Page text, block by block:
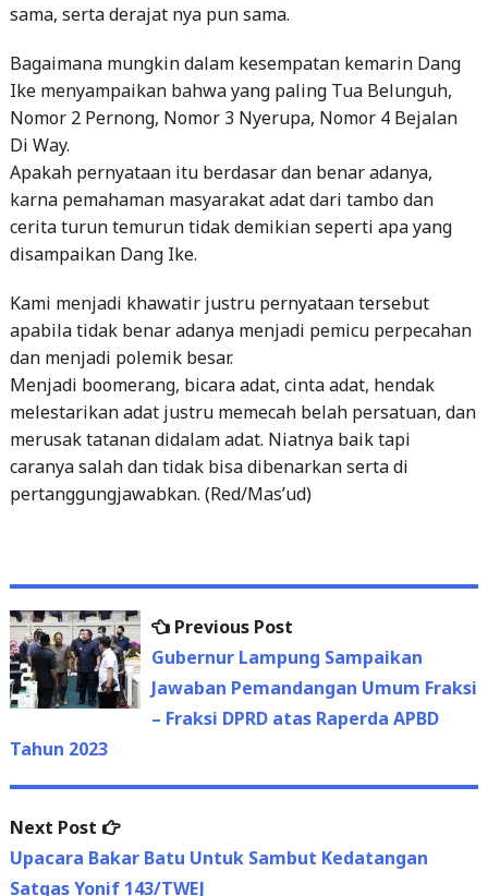
sama, serta derajat nya pun sama.
Bagaimana mungkin dalam kesempatan kemarin Dang
Ike menyampaikan bahwa yang paling Tua Belunguh,
Nomor 2 Pernong, Nomor 3 Nyerupa, Nomor 4 Bejalan
Di Way.
Apakah pernyataan itu berdasar dan benar adanya,
karna pemahaman masyarakat adat dari tambo dan
cerita turun temurun tidak demikian seperti apa yang
disampaikan Dang Ike.
Kami menjadi khawatir justru pernyataan tersebut
apabila tidak benar adanya menjadi pemicu perpecahan
dan menjadi polemik besar.
Menjadi boomerang, bicara adat, cinta adat, hendak
melestarikan adat justru memecah belah persatuan, dan
merusak tatanan didalam adat. Niatnya baik tapi
caranya salah dan tidak bisa dibenarkan serta di
pertanggungjawabkan. (Red/Mas’ud)
Post
navigation
Previous Post
post:
Gubernur Lampung Sampaikan
Jawaban Pemandangan Umum Fraksi
– Fraksi DPRD atas Raperda APBD
Tahun 2023
Next Post
Next
post:
Upacara Bakar Batu Untuk Sambut Kedatangan
Satgas Yonif 143/TWEJ